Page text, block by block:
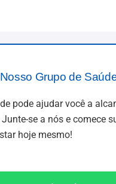
Grupo de
pode ajudar você a
se a nós e comece
hoje mesmo!